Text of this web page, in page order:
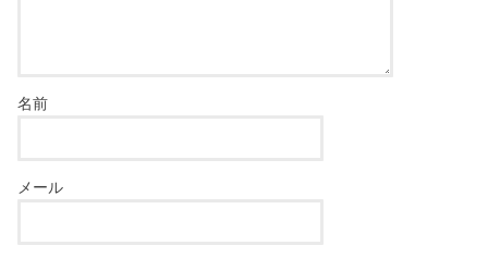
名前
メール